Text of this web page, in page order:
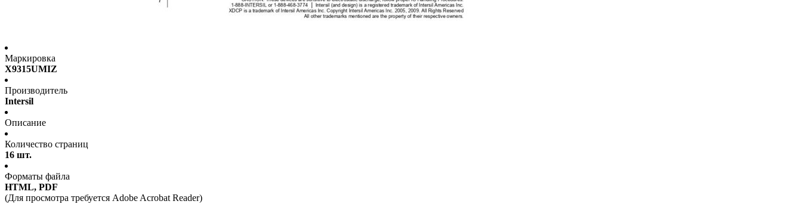
Маркировка
X9315UMIZ
Производитель
Intersil
Описание
Количество страниц
16 шт.
Форматы файла
HTML, PDF
(Для просмотра требуется Adobe Acrobat Reader)